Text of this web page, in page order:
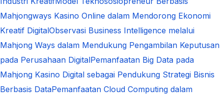
Mahjongways Kasino Online dalam Mendorong Ekonomi
Kreatif DigitalObservasi Business Intelligence melalui
Mahjong Ways dalam Mendukung Pengambilan Keputusan
pada Perusahaan DigitalPemanfaatan Big Data pada
Mahjong Kasino Digital sebagai Pendukung Strategi Bisnis
Berbasis DataPemanfaatan Cloud Computing dalam